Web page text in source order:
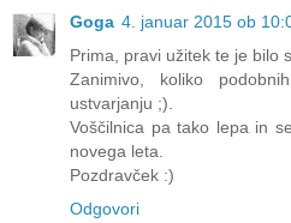
Goga 4. januar 2015 ob
Prima, pravi užitek te je bilo
Zanimivo, koliko
ustvarjanju ;).
Voščilnica pa tako lepa in
novega leta.
Pozdravček :)
Odgovori